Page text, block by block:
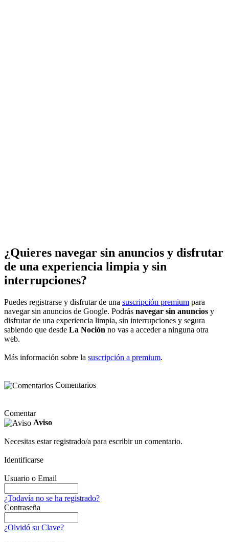
¿Quieres navegar sin anuncios y disfrutar
de una experiencia limpia y sin
interrupciones?
Puedes registrarse y disfrutar de una suscripción premium para
navegar sin anuncios de Google. Podrás navegar sin anuncios y
disfrutar de una experiencia limpia, sin interrupciones y segura
sabiendo que desde La Noción no vas a acceder a ninguna otra
web.
Más información sobre la suscripción a premium.
Comentarios
Comentar
Aviso
Necesitas estar registrado/a para escribir un comentario.
Identificarse
Usuario o Email
¿Todavía no se ha registrado?
Contraseña
¿Olvidó su Clave?